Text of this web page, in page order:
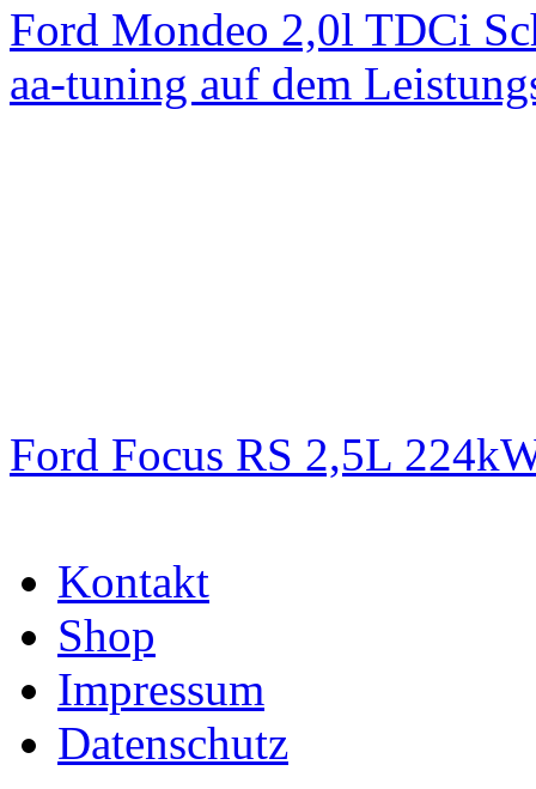
Ford Mondeo 2,0l TDCi
aa-tuning auf dem
Ford Focus RS 2,5L
Kontakt
Shop
Impressum
Datenschutz